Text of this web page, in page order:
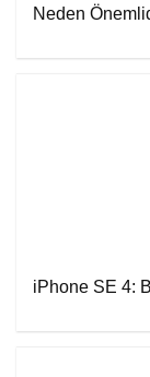
Neden
iPhone SE 4: